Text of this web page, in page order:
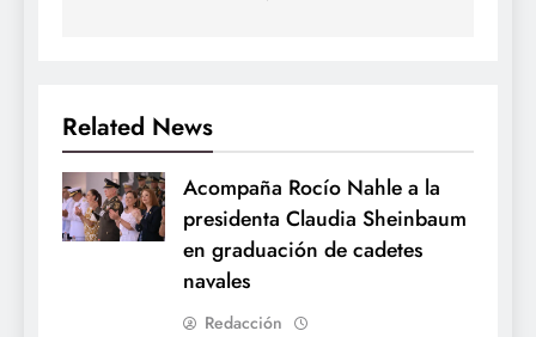
Related News
Acompaña Rocío Nahle a la
presidenta Claudia Sheinbaum
en graduación de cadetes
navales
Redacción